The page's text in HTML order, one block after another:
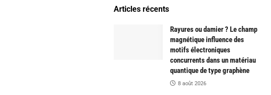
Articles récents
Rayures ou damier ? Le champ
magnétique influence des
motifs électroniques
concurrents dans un matériau
quantique de type graphène
8 août 2026